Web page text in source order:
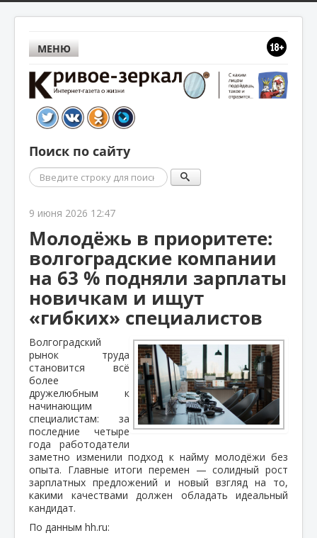
МЕНЮ
Поиск по сайту
Поиск
9 июня 2026 12:47
Молодёжь в приоритете:
волгоградские компании
на 63 % подняли зарплаты
новичкам и ищут
«гибких» специалистов
Волгоградский
рынок труда
становится всё
более
дружелюбным к
начинающим
специалистам: за
последние четыре
года работодатели
заметно изменили подход к найму молодёжи без
опыта. Главные итоги перемен — солидный рост
зарплатных предложений и новый взгляд на то,
какими качествами должен обладать идеальный
кандидат.
По данным hh.ru: